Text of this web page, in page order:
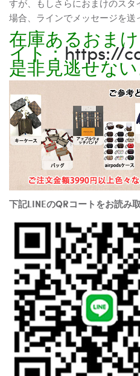
すが、もしさらにおまけのス
場合、ラインでメッセージを送
在庫あるおま
イト：https://
是非見逃せな
下記LINEのQRコートをお読み